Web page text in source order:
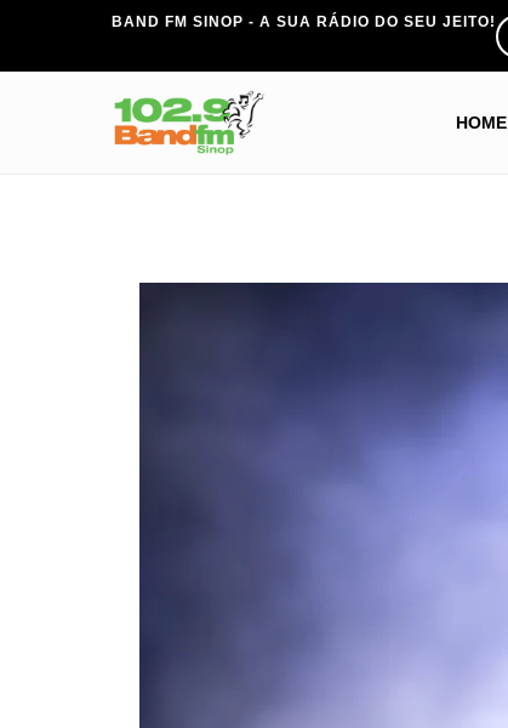
BAND FM SINOP - A SUA RÁDIO DO SEU JEITO!
HOME